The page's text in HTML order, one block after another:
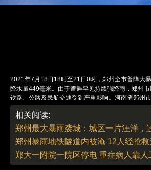
2021年7月18日18时至21日0时，郑州全市普降大
降水量449毫米。由于遭遇罕见持续强降雨，郑州
铁路、公路及民航交通受到严重影响。河南省郑州
人员车辆滞留。图/特约作者 郭鹏
责任编辑：郭现中 | 版面编辑：邓舒方
相关阅读:
郑州暴雨地铁隧道内被淹 12人经抢
郑大一附院一院区停电 重症病人靠人